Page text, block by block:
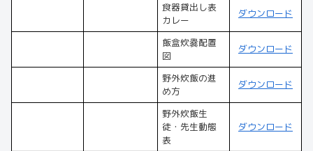
食器貸出し表
カレー
ダウンロード
飯盒炊爨配置
図
ダウンロード
野外炊飯の進
め方
ダウンロード
野外炊飯生
徒・先生動態
表
ダウンロード